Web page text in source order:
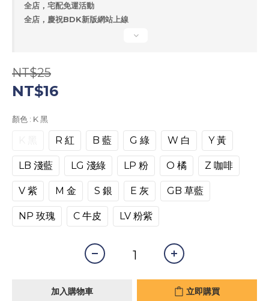
全店，宅配免運活動
全店，慶祝BDK新版網站上線
NT$25
NT$16
顏色 : K 黑
R 紅 B 藍 G 綠 W 白 Y 黃
LB 淺藍 LG 淺綠 LP 粉 O 橘 Z 咖啡
V 紫 M 金 S 銀 E 灰 GB 草藍
NP 玫瑰 C 牛皮 LV 粉紫
加入購物車 立即購買